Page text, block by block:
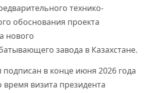
технико-
обоснования проекта
нового
завода в Казахстане.
в конце июня 2026 года
время визита президента